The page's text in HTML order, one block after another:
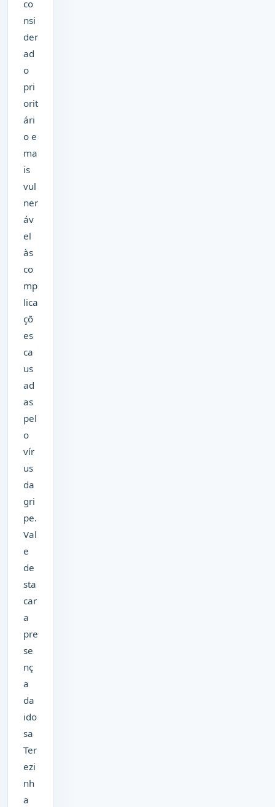
co
nsi
der
ad
o
pri
orit
ári
o e
ma
is
vul
ner
áv
el
às
co
mp
lica
çõ
es
ca
us
ad
as
pel
o
vír
us
da
gri
pe.
Val
e
de
sta
car
a
pre
se
nç
a
da
ido
sa
Ter
ezi
nh
a